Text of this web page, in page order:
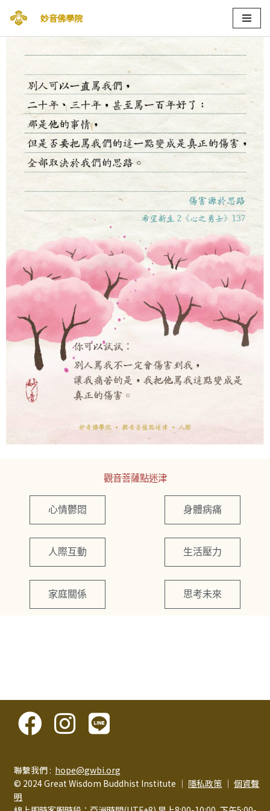
content
妙音佛學院
觀音菩薩點迷津
心情鬱悶 身體病痛
人際互動 生活壓力
家庭關係 思考未來
聯繫我們 : hope@gwbi.org
© 2024 Great Wisdom Buddhist Institute │ 隱私政策 │個資聲
明